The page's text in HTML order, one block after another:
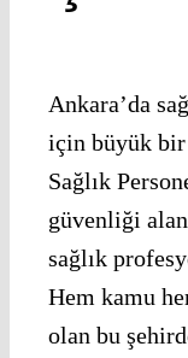
Ankara’da
için büyük bir
Sağlık
güvenliği
sağlık
Hem kamu
olan bu